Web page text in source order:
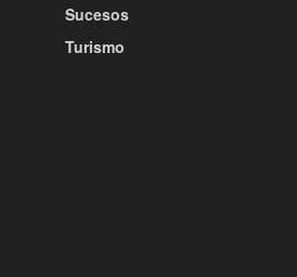
Sucesos
Turismo